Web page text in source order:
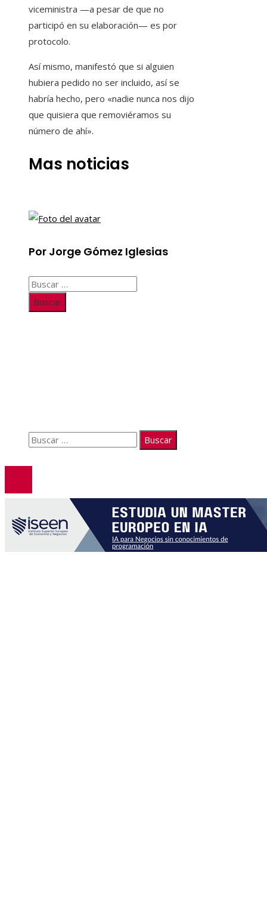
viceministra —a pesar de que no
participó en su elaboración— es por
protocolo.
Así mismo, manifestó que si alguien
hubiera pedido no ser incluido, así se
habría hecho, pero «nadie nunca nos dijo
que quisiera que removiéramos su
número de ahí».
Mas noticias
Por Jorge Gómez Iglesias
Buscar:
Buscar: